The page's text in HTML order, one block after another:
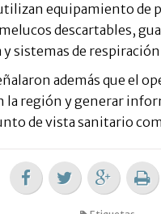
equipamiento de
descartables,
sistemas de
además que el
región y generar
de vista sanitario